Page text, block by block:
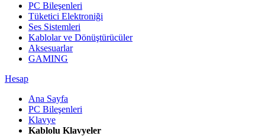
PC Bileşenleri
Tüketici Elektroniği
Ses Sistemleri
Kablolar ve Dönüştürücüler
Aksesuarlar
GAMING
Hesap
Ana Sayfa
PC Bileşenleri
Klavye
Kablolu Klavyeler